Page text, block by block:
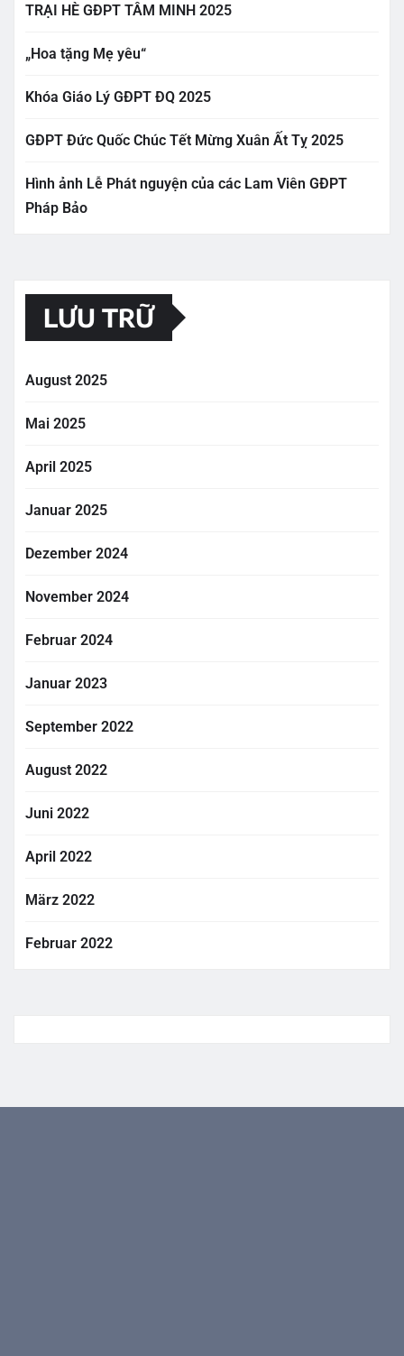
TRẠI HÈ GĐPT TÂM MINH 2025
„Hoa tặng Mẹ yêu“
Khóa Giáo Lý GĐPT ĐQ 2025
GĐPT Đức Quốc Chúc Tết Mừng Xuân Ất Tỵ 2025
Hình ảnh Lễ Phát nguyện của các Lam Viên GĐPT
Pháp Bảo
LƯU TRỮ
August 2025
Mai 2025
April 2025
Januar 2025
Dezember 2024
November 2024
Februar 2024
Januar 2023
September 2022
August 2022
Juni 2022
April 2022
März 2022
Februar 2022